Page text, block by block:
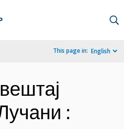
This page in: English
: